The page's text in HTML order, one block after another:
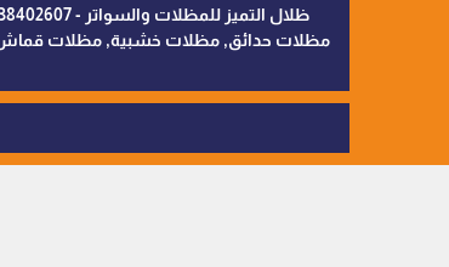
مظلات حدائق, مظلات خشبية, مظلات قماش,